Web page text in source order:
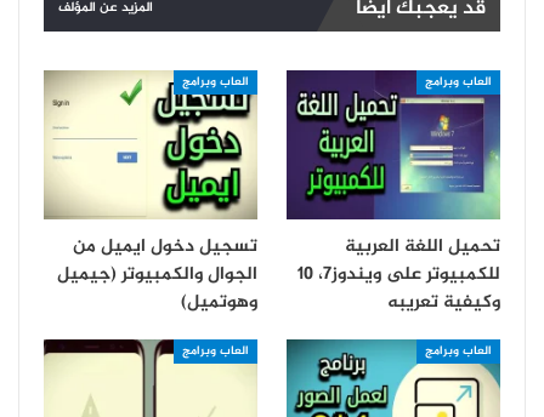
قد يعجبك ايضا المزيد عن المؤلف
العاب وبرامج
تحميل اللغة العربية
للكمبيوتر على ويندوز7، 10
وكيفية تعريبه
العاب وبرامج
تسجيل دخول ايميل من
الجوال والكمبيوتر (جيميل
وهوتميل)
العاب وبرامج العاب وبرامج